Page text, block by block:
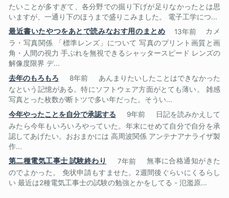
たいことが多すぎて、各分野での掘り下げが足りなかったとは思
いますが、一通り下のほうまで盛りこみました。 電子工学につ...
最近書いたやつをあとで読みなおす用のまとめ
13年前
カメ
ラ・写真関係 「標準レンズ」について 写真のプリント画質と画
角・人間の視力 手ぶれを無視できるシャッタースピード レンズの
解像度限界 デ...
去年のもろもろ
8年前
あんまりたいしたことはできなかった
なという記憶がある。特にソフトウェア方面がとても薄い。 雑感
写真とった枚数が断トツで多い年だった。そうい...
今年やったことを自分で承認する
9年前
日記を読みかえして
みたら今年もいろいろやっていた。年末にせめて自分で自分を承
認してあげたい。おおまかには 高周波関係 アンテナアナライザ製
作...
第二種電気工事士 試験終わり
7年前
無事に合格通知がきた
のでよかった。 免状申請もすませた。2週間後ぐらいにくるらし
い 最近は2種電気工事士の試験の勉強とかをしてる - 氾濫原...